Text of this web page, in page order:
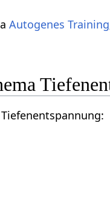
Autogenes Training